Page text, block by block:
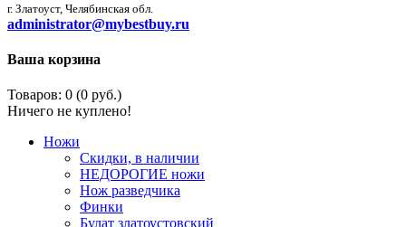
г. Златоуст, Челябинская обл.
administrator@mybestbuy.ru
Ваша корзина
Товаров: 0 (0 руб.)
Ничего не куплено!
Ножи
Скидки, в наличии
НЕДОРОГИЕ ножи
Нож разведчика
Финки
Булат златоустовский